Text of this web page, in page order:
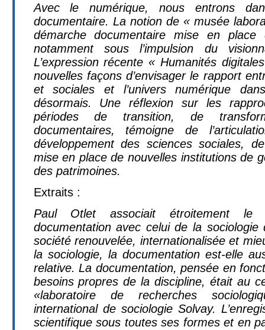
Avec le numérique, nous entrons
documentaire. La notion de « musée
démarche documentaire mise en
notamment sous l’impulsion du
L’expression récente « Humanités
nouvelles façons d’envisager le rapport
et sociales et l’univers numérique
désormais. Une réflexion sur les
périodes de transition, de
documentaires, témoigne de
développement des sciences sociales,
mise en place de nouvelles institutions de
des patrimoines.
Extraits :
Paul Otlet associait étroitement le
documentation avec celui de la sociologie
société renouvelée, internationalisée et
la sociologie, la documentation est-elle
relative. La documentation, pensée en
besoins propres de la discipline, était au
«laboratoire de recherches
international de sociologie Solvay.
scientifique sous toutes ses formes et en